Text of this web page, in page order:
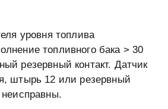
уровня топлива
топливного бака > 30
резервный контакт. Датчик
штырь 12 или резервный